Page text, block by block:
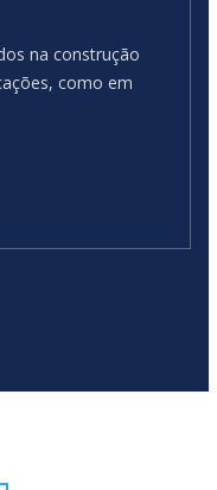
na construção
como em